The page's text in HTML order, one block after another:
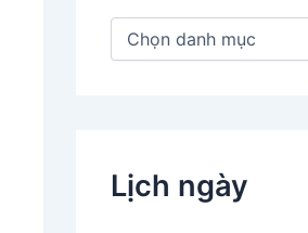
D
b
à
Lịch ngày